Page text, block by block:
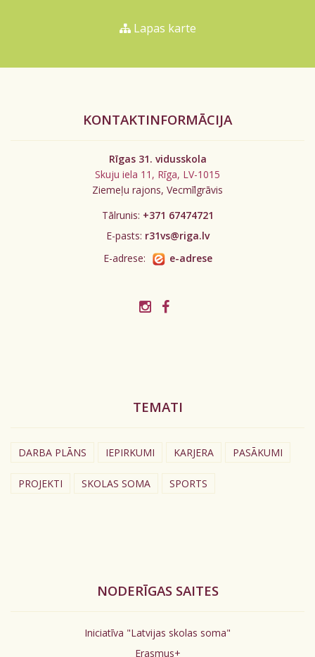
Lapas karte
KONTAKTINFORMĀCIJA
Rīgas 31. vidusskola
Skuju iela 11, Rīga, LV-1015
Ziemeļu rajons, Vecmīlgrāvis
Tālrunis: +371 67474721
E-pasts: r31vs@riga.lv
E-adrese:
e-adrese
TEMATI
DARBA PLĀNS IEPIRKUMI KARJERA PASĀKUMI
PROJEKTI SKOLAS SOMA SPORTS
NODERĪGAS SAITES
Iniciatīva "Latvijas skolas soma"
Erasmus+